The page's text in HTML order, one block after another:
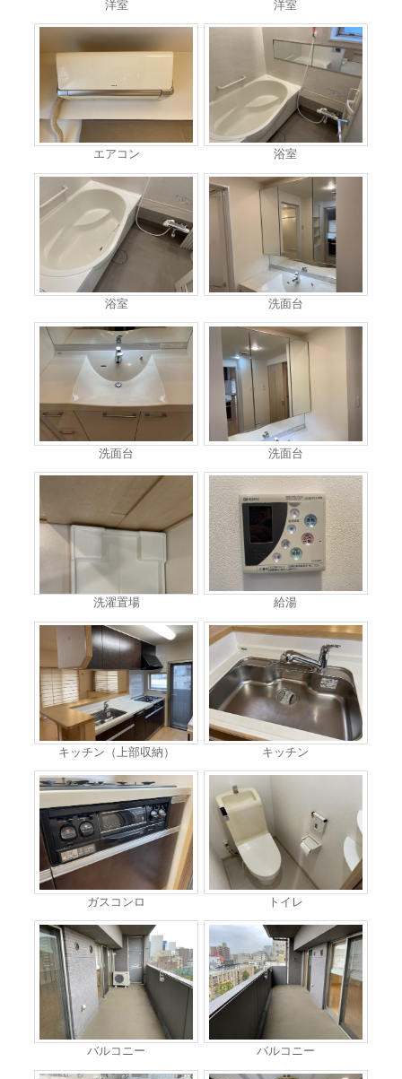
洋室 洋室
エアコン 浴室
浴室 洗面台
洗面台 洗面台
洗濯置場 給湯
キッチン（上部収納） キッチン
ガスコンロ トイレ
バルコニー バルコニー